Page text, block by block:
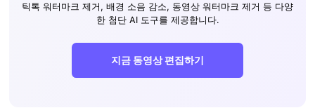
틱톡 워터마크 제거, 배경 소음 감소, 동영상 워터마크 제거 등 다양
한 첨단 AI 도구를 제공합니다.
지금 동영상 편집하기